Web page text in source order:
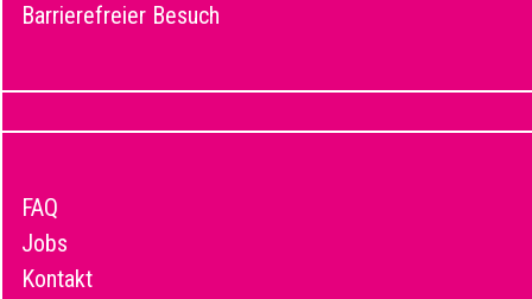
Barrierefreier Besuch
FAQ
Jobs
Kontakt